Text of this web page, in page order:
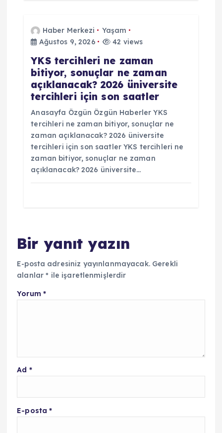
Haber Merkezi
Yaşam
Ağustos 9, 2026
42 views
YKS tercihleri ne zaman
bitiyor, sonuçlar ne zaman
açıklanacak? 2026 üniversite
tercihleri için son saatler
Anasayfa Özgün Özgün Haberler YKS
tercihleri ne zaman bitiyor, sonuçlar ne
zaman açıklanacak? 2026 üniversite
tercihleri için son saatler YKS tercihleri ne
zaman bitiyor, sonuçlar ne zaman
açıklanacak? 2026 üniversite…
Bir yanıt yazın
E-posta adresiniz yayınlanmayacak. Gerekli
alanlar* ile işaretlenmişlerdir
Yorum *
Ad *
E-posta*